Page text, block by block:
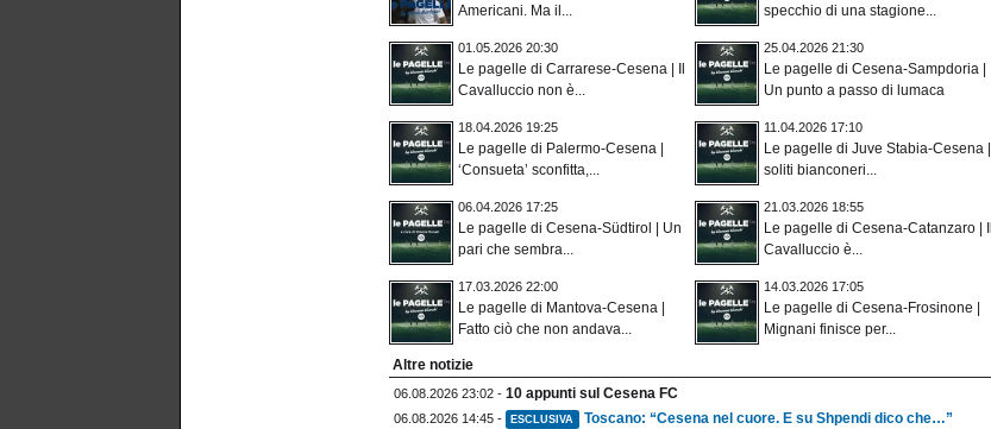
Americani. Ma il...
specchio di una stagione...
01.05.2026 20:30
Le pagelle di Carrarese-Cesena | Il
Cavalluccio non è...
25.04.2026 21:30
Le pagelle di Cesena-Sampdoria |
Un punto a passo di lumaca
18.04.2026 19:25
Le pagelle di Palermo-Cesena |
‘Consueta’ sconfitta,...
11.04.2026 17:10
Le pagelle di Juve Stabia-Cesena | I
soliti bianconeri...
06.04.2026 17:25
Le pagelle di Cesena-Südtirol | Un
pari che sembra...
21.03.2026 18:55
Le pagelle di Cesena-Catanzaro | Il
Cavalluccio è...
17.03.2026 22:00
Le pagelle di Mantova-Cesena |
Fatto ciò che non andava...
14.03.2026 17:05
Le pagelle di Cesena-Frosinone |
Mignani finisce per...
Altre notizie
06.08.2026 23:02 - 10 appunti sul Cesena FC
06.08.2026 14:45 - ESCLUSIVA Toscano: “Cesena nel cuore. E su Shpendi dico che…”